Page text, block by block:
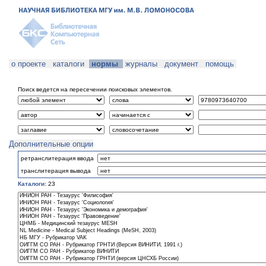
о проекте каталоги нормы журналы документ помощь
Поиск ведется на пересечении поисковых элементов.
Дополнительные опции
ретранслитерация ввода
транслитерация вывода
Каталоги: 23